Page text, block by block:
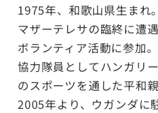
1975年、和歌山県生まれ
マザーテレサの臨終に遭
ボランティア活動に参加
協力隊員としてハンガリ
のスポーツを通した平和
2005年より、ウガンダに